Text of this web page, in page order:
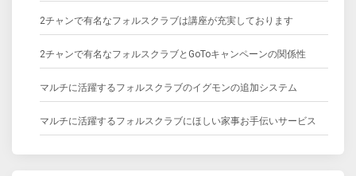
2チャンで有名なフォルスクラブは講座が充実しております
2チャンで有名なフォルスクラブとGoToキャンペーンの関係性
マルチに活躍するフォルスクラブのイグモンの追加システム
マルチに活躍するフォルスクラブにほしい家事お手伝いサービス